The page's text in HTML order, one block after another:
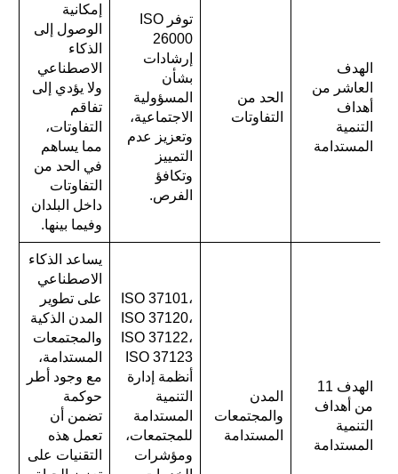
الهدف
العاشر من
أهداف
التنمية
المستدامة
الحد من
التفاوتات
توفر ISO
26000
إرشادات
بشأن
المسؤولية
الاجتماعية،
وتعزيز عدم
التمييز
وتكافؤ
الفرص.
إمكانية
الوصول إلى
الذكاء
الاصطناعي
ولا يؤدي إلى
تفاقم
التفاوتات،
مما يساهم
في الحد من
التفاوتات
داخل البلدان
وفيما بينها.
الهدف 11
من أهداف
التنمية
المستدامة
المدن
والمجتمعات
المستدامة
ISO 37101،
ISO 37120،
ISO 37122،
ISO 37123
أنظمة إدارة
التنمية
المستدامة
للمجتمعات،
ومؤشرات
يساعد الذكاء
الاصطناعي
على تطوير
المدن الذكية
والمجتمعات
المستدامة،
مع وجود أطر
حوكمة
تضمن أن
تعمل هذه
التقنيات على